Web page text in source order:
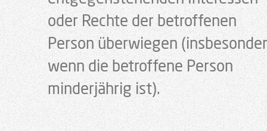
oder Rechte der betroffenen
Person überwiegen
wenn die betroffene Person
minderjährig ist).